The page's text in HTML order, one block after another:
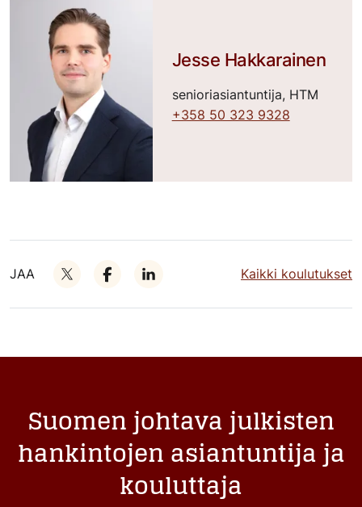
Jesse Hakkarainen
senioriasiantuntija, HTM
+358 50 323 9328
JAA Kaikki koulutukset
Suomen johtava julkisten
hankintojen asiantuntija ja
kouluttaja